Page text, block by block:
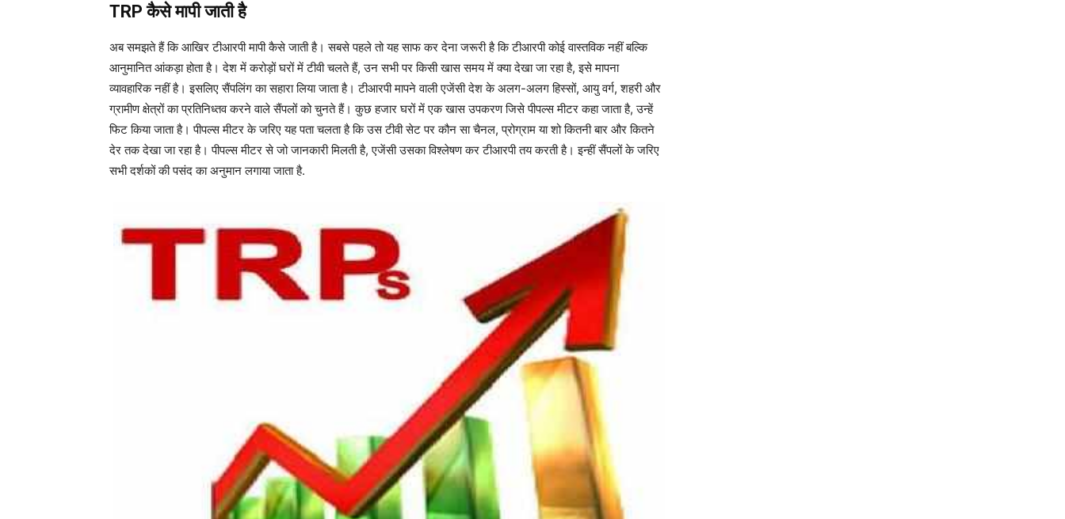
TRP कैसे मापी जाती है
अब समझते हैं कि आखिर टीआरपी मापी कैसे जाती है। सबसे पहले तो यह साफ कर देना जरूरी है कि टीआरपी कोई वास्तविक नहीं बल्कि
आनुमानित आंकड़ा होता है। देश में करोड़ों घरों में टीवी चलते हैं, उन सभी पर किसी खास समय में क्या देखा जा रहा है, इसे मापना
व्यावहारिक नहीं है। इसलिए सैंपलिंग का सहारा लिया जाता है। टीआरपी मापने वाली एजेंसी देश के अलग-अलग हिस्सों, आयु वर्ग, शहरी और
ग्रामीण क्षेत्रों का प्रतिनिध्तव करने वाले सैंपलों को चुनते हैं। कुछ हजार घरों में एक खास उपकरण जिसे पीपल्स मीटर कहा जाता है, उन्हें
फिट किया जाता है। पीपल्स मीटर के जरिए यह पता चलता है कि उस टीवी सेट पर कौन सा चैनल, प्रोग्राम या शो कितनी बार और कितने
देर तक देखा जा रहा है। पीपल्स मीटर से जो जानकारी मिलती है, एजेंसी उसका विश्लेषण कर टीआरपी तय करती है। इन्हीं सैंपलों के जरिए
सभी दर्शकों की पसंद का अनुमान लगाया जाता है.